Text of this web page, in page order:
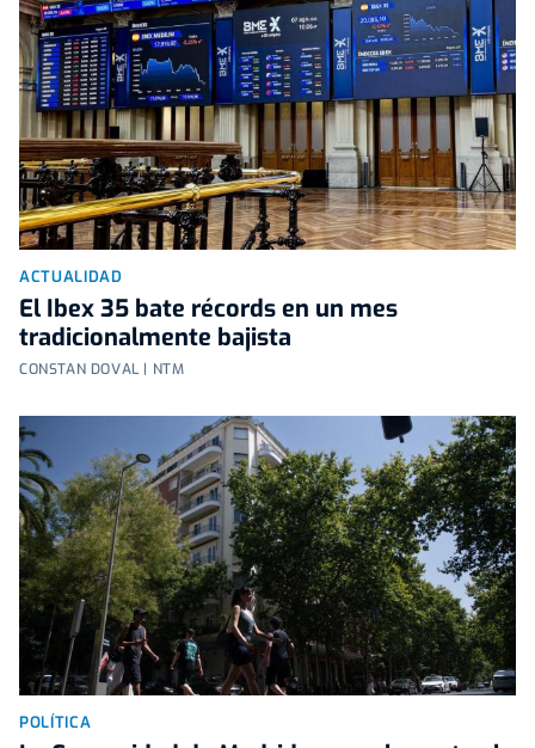
ACTUALIDAD
El Ibex 35 bate récords en un mes
tradicionalmente bajista
CONSTAN DOVAL | NTM
POLÍTICA